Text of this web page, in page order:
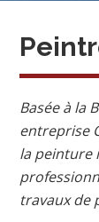
Basée à la
entreprise
la peinture
travaux de